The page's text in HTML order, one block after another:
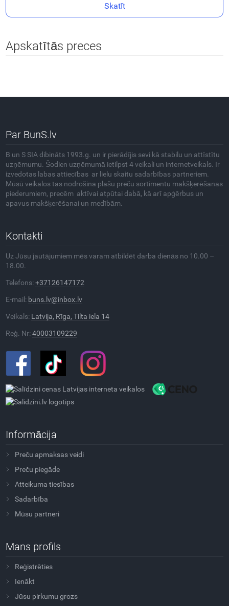
Skatīt
Apskatītās preces
Par BunS.lv
B un S SIA dibināts 1993.g. un ir pierādījis sevi kā stabilu un attīstītu
uzņēmumu. Šodien uzņēmumā ietilpst 4 veikali un internetveikals. Ir
izvedotas labas attiecības ar lielu skaitu sadarbības partneriem.
Mūsū veikalos tas nodrošina plašu preču sortimentu makšķerēšanas
piederumiem, precēm aktīvai atpūtai dabā, kā arī apģērbus un
apavus makšķerēšanai un medībām.
Kontakti
Uz Jūsu jautājumiem mēs varam atbildēt darba dienās no 10.00 –
18.00.
Telefons:+37126147172
E-mail: buns.lv@inbox.lv
Veikals: Latvija, Rīga, Tilta iela 14
Reģ. Nr:40003109229
Informācija
Preču apmaksas veidi
Preču piegāde
Atteikuma tiesības
Sadarbība
Mūsu partneri
Mans profils
Reģistrēties
Ienākt
Jūsu pirkumu grozs